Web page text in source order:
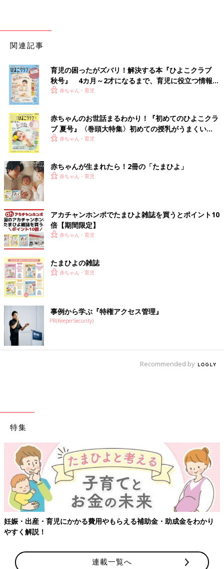
関連記事
育児の困ったがズバリ！解決する本『ひよこクラブ
秋号』 4カ月～2才になるまで、育児に役立つ情報が
いっぱい！
赤ちゃん・育児
赤ちゃんのお世話まるわかり！『初めてのひよこクラ
ブ 夏号』〈巻頭大特集〉初めての授乳がうまくい
く！ おっぱい・ミルクの基本と夏のトラブル 解決テ
赤ちゃん・育児
赤ちゃんが生まれたら！2冊の「たまひよ」
赤ちゃん・育児
アカチャンホンポでたまひよ雑誌を買うとポイント10
倍【期間限定】
赤ちゃん・育児
たまひよの雑誌
赤ちゃん・育児
事例から学ぶ『特権アクセス管理』
PR(KeeperSecurity)
Recommended by
特集
【ワクチン接種できるものも】妊婦の感染症対策、知っておいて！
連載一覧へ